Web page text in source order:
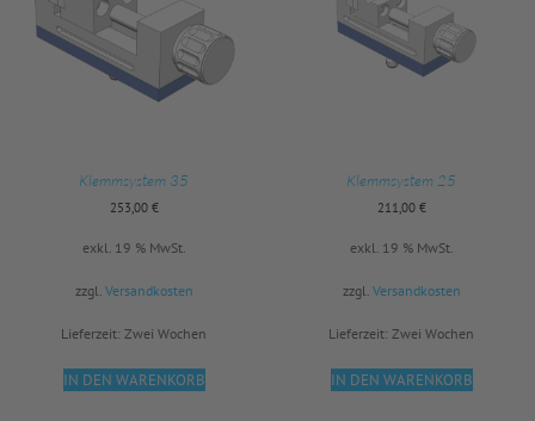
Klemmsystem 35
253,00 €
exkl. 19 % MwSt.
zzgl. Versandkosten
Lieferzeit: Zwei Wochen
IN DEN WARENKORB
Klemmsystem 25
211,00 €
exkl. 19 % MwSt.
zzgl. Versandkosten
Lieferzeit: Zwei Wochen
IN DEN WARENKORB